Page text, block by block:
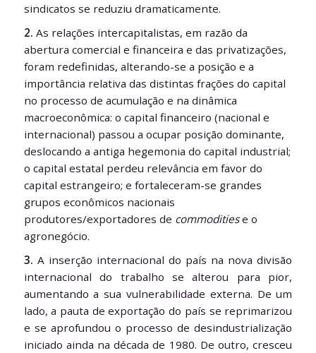
sindicatos se reduziu dramaticamente.
2. As relações intercapitalistas, em razão da
abertura comercial e financeira e das privatizações,
foram redefinidas, alterando-se a posição e a
importância relativa das distintas frações do capital
no processo de acumulação e na dinâmica
macroeconômica: o capital financeiro (nacional e
internacional) passou a ocupar posição dominante,
deslocando a antiga hegemonia do capital industrial;
o capital estatal perdeu relevância em favor do
capital estrangeiro; e fortaleceram-se grandes
grupos econômicos nacionais
produtores/exportadores de commoditiese o
agronegócio.
3. A inserção internacional do país na nova divisão
internacional do trabalho se alterou para pior,
aumentando a sua vulnerabilidade externa. De um
lado, a pauta de exportação do país se reprimarizou
e se aprofundou o processo de desindustrialização
iniciado ainda na década de 1980. De outro, cresceu